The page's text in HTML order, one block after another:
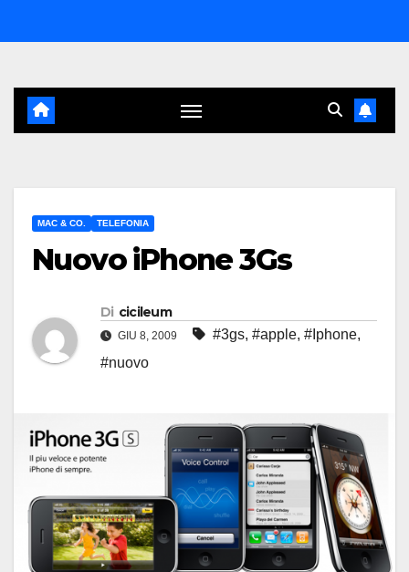
al
MAC & CO. TELEFONIA
Nuovo iPhone 3Gs
Di cicileum
GIU 8, 2009 #3gs, #apple, #Iphone,
#nuovo